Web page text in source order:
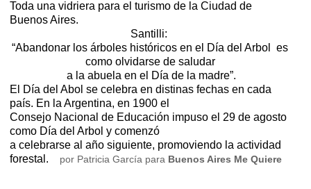
Toda una vidriera para el turismo de la Ciudad de
Buenos Aires.
Santilli:
“Abandonar los árboles históricos en el Día del Arbol es
como olvidarse de saludar
a la abuela en el Día de la madre”.
El Día del Abol se celebra en distinas fechas en cada
país. En la Argentina, en 1900 el
Consejo Nacional de Educación impuso el 29 de agosto
como Día del Arbol y comenzó
a celebrarse al año siguiente, promoviendo la actividad
forestal. por Patricia García para Buenos Aires Me Quiere